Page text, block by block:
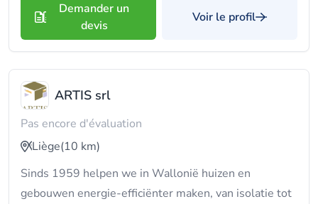
Demander un
devis
Voir le profil
ARTIS srl
Pas encore d'évaluation
Liège(10 km)
Sinds 1959 helpen we in Wallonië huizen en
gebouwen energie-efficiënter maken, van isolatie tot